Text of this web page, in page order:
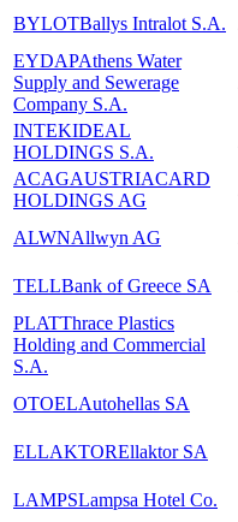
BYLOTBallys Intralot S.A.
EYDAPAthens Water
Supply and Sewerage
Company S.A.
INTEKIDEAL
HOLDINGS S.A.
ACAGAUSTRIACARD
HOLDINGS AG
ALWNAllwyn AG
TELLBank of Greece SA
PLATThrace Plastics
Holding and Commercial
S.A.
OTOELAutohellas SA
ELLAKTOREllaktor SA
LAMPSLampsa Hotel Co.